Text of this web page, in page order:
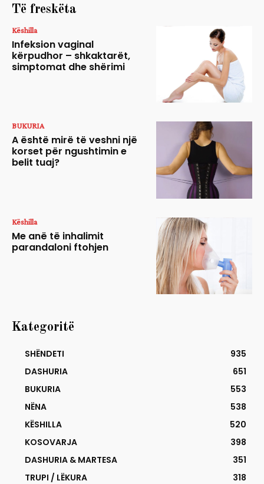
Të freskëta
Këshilla
Infeksion vaginal
kërpudhor – shkaktarët,
simptomat dhe shërimi
BUKURIA
A është mirë të veshni një
korset për ngushtimin e
belit tuaj?
Këshilla
Me anë të inhalimit
parandaloni ftohjen
Kategoritë
SHËNDETI
935
DASHURIA
651
BUKURIA
553
NËNA
538
KËSHILLA
520
KOSOVARJA
398
DASHURIA & MARTESA
351
TRUPI / LËKURA
318